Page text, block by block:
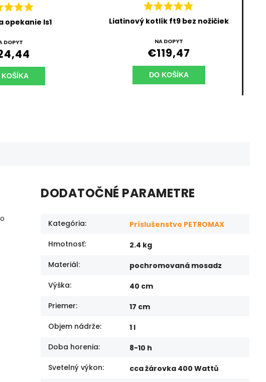
opekanie Is1
DOPYT
KOŠÍKA
Liatinový kotlík ft9 bez nožičiek
NA DOPYT
€119,47
DO KOŠÍKA
DODATOČNÉ PARAMETRE
Kategória:
Príslušenstvo PETROMAX
Hmotnosť:
2.4 kg
Materiál:
pochromovaná mosadz
Výška:
40 cm
Priemer:
17 cm
Objem nádrže:
1 l
Doba horenia:
8-10 h
Svetelný výkon:
cca žárovka 400 Wattů